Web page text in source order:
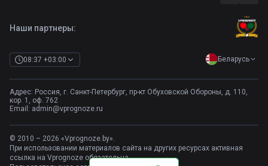
Наши партнеры:
08:37 +03:00 Беларусь
Адрес: Россия, г. Санкт-Петербург, пр-кт Обуховской Обороны, д. 110,
кор. 1, оф. 762
Email: admin@vprognoze.ru
© 2010 – 2026 «Vprognoze.by».
При использовании материалов сайта на других ресурсах активная
ссылка на Vprognoze обязательна.